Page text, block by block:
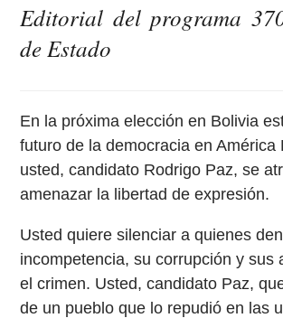
Editorial del programa
de Estado
En la próxima elección en Bolivia
futuro de la democracia en América
usted, candidato Rodrigo Paz, se
amenazar la libertad de expresión.
Usted quiere silenciar a quienes
incompetencia, su corrupción y sus
el crimen. Usted, candidato Paz,
de un pueblo que lo repudió en las